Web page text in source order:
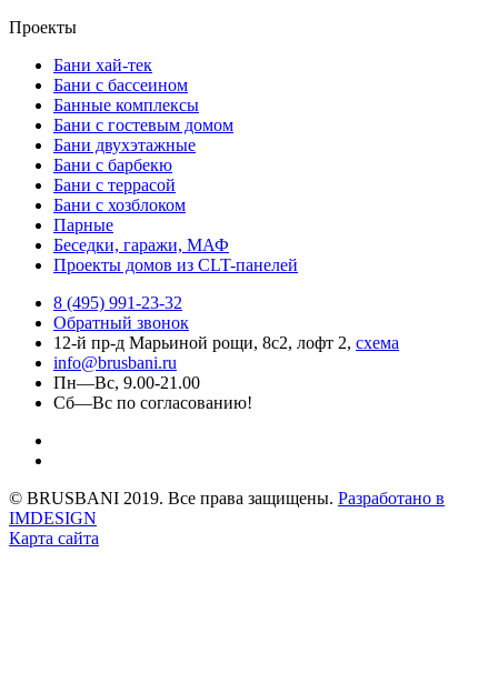
Проекты
Бани хай-тек
Бани с бассеином
Банные комплексы
Бани с гостевым домом
Бани двухэтажные
Бани с барбекю
Бани с террасой
Бани с хозблоком
Парные
Беседки, гаражи, МАФ
Проекты домов из CLT-панелей
8 (495) 991-23-32
Обратный звонок
12-й пр-д Марьиной рощи, 8с2, лофт 2, схема
info@brusbani.ru
Пн—Вс, 9.00-21.00
Сб—Вс по согласованию!
© BRUSBANI 2019. Все права защищены. Разработано в
IMDESIGN
Карта сайта